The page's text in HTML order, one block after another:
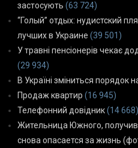
застосують (63 724)
“Голый” отдых: нудистский
лучших в Украине (39 501)
У травні пенсіонерів чекає
(29 934)
В Україні зміниться порядок
Продаж квартир (16 945)
Телефонний довідник(14 668)
Жительница Южного,
снова опасается за жизнь